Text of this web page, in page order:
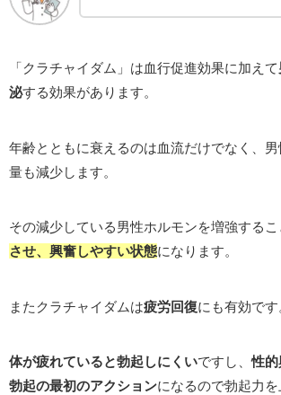
「クラチャイダム」は血行促進効果に加えて
泌する効果があります。
年齢とともに衰えるのは血流だけでなく、男
量も減少します。
その減少している男性ホルモンを増強する
させ、興奮しやすい状態になります。
またクラチャイダムは疲労回復にも有効です
体が疲れていると勃起しにくいですし、性
勃起の最初のアクションになるので勃起力